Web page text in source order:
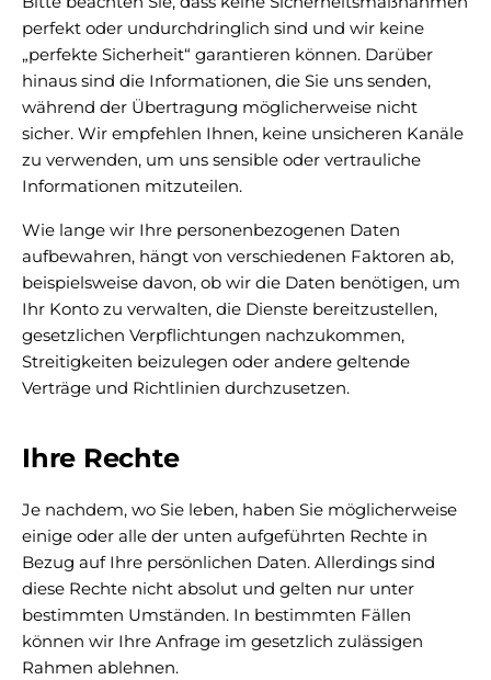
perfekt oder undurchdringlich sind und wir keine
„perfekte Sicherheit“ garantieren können. Darüber
hinaus sind die Informationen, die Sie uns senden,
während der Übertragung möglicherweise nicht
sicher. Wir empfehlen Ihnen, keine unsicheren Kanäle
zu verwenden, um uns sensible oder vertrauliche
Informationen mitzuteilen.
Wie lange wir Ihre personenbezogenen Daten
aufbewahren, hängt von verschiedenen Faktoren ab,
beispielsweise davon, ob wir die Daten benötigen, um
Ihr Konto zu verwalten, die Dienste bereitzustellen,
gesetzlichen Verpflichtungen nachzukommen,
Streitigkeiten beizulegen oder andere geltende
Verträge und Richtlinien durchzusetzen.
Ihre Rechte
Je nachdem, wo Sie leben, haben Sie möglicherweise
einige oder alle der unten aufgeführten Rechte in
Bezug auf Ihre persönlichen Daten. Allerdings sind
diese Rechte nicht absolut und gelten nur unter
bestimmten Umständen. In bestimmten Fällen
können wir Ihre Anfrage im gesetzlich zulässigen
Rahmen ablehnen.